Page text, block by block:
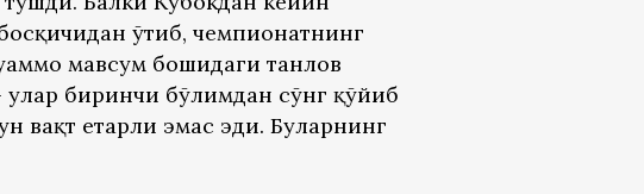
ўтиб, чемпионатнинг
мавсум бошидаги танлов
биринчи бўлимдан сўнг қўйиб
вақт етарли эмас эди. Буларнинг